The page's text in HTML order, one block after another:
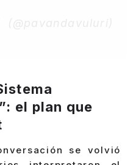
el plan que
se volvió